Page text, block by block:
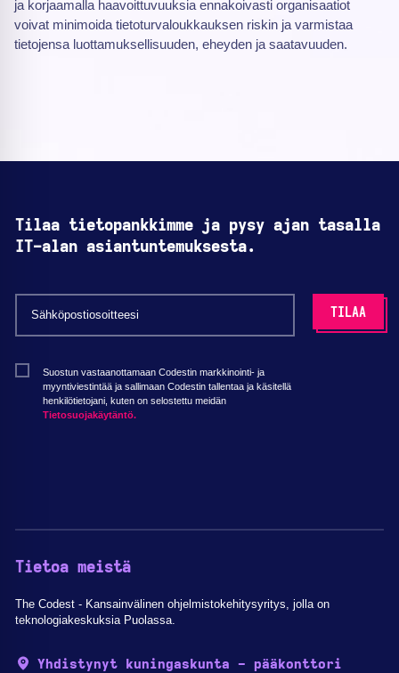
ja korjaamalla haavoittuvuuksia ennakoivasti organisaatiot
voivat minimoida tietoturvaloukkauksen riskin ja varmistaa
tietojensa luottamuksellisuuden, eheyden ja saatavuuden.
Tilaa tietopankkimme ja pysy ajan tasalla
IT-alan asiantuntemuksesta.
Suostun vastaanottamaan Codestin markkinointi- ja
myyntiviestintää ja sallimaan Codestin tallentaa ja käsitellä
henkilötietojani, kuten on selostettu meidän
Tietosuojakäytäntö.
Tietoa meistä
The Codest - Kansainvälinen ohjelmistokehitysyritys, jolla on
teknologiakeskuksia Puolassa.
Yhdistynyt kuningaskunta - pääkonttori